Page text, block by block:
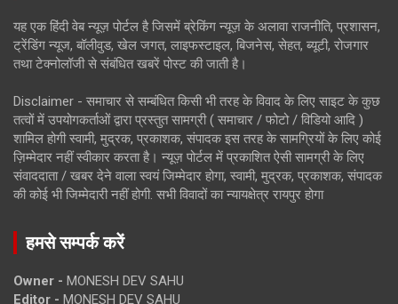
यह एक हिंदी वेब न्यूज़ पोर्टल है जिसमें ब्रेकिंग न्यूज़ के अलावा राजनीति, प्रशासन,
ट्रेंडिंग न्यूज, बॉलीवुड, खेल जगत, लाइफस्टाइल, बिजनेस, सेहत, ब्यूटी, रोजगार
तथा टेक्नोलॉजी से संबंधित खबरें पोस्ट की जाती है।
Disclaimer - समाचार से सम्बंधित किसी भी तरह के विवाद के लिए साइट के कुछ
तत्वों में उपयोगकर्ताओं द्वारा प्रस्तुत सामग्री ( समाचार / फोटो / विडियो आदि )
शामिल होगी स्वामी, मुद्रक, प्रकाशक, संपादक इस तरह के सामग्रियों के लिए कोई
ज़िम्मेदार नहीं स्वीकार करता है। न्यूज़ पोर्टल में प्रकाशित ऐसी सामग्री के लिए
संवाददाता / खबर देने वाला स्वयं जिम्मेदार होगा, स्वामी, मुद्रक, प्रकाशक, संपादक
की कोई भी जिम्मेदारी नहीं होगी. सभी विवादों का न्यायक्षेत्र रायपुर होगा
हमसे सम्पर्क करें
Owner - MONESH DEV SAHU
Editor - MONESH DEV SAHU